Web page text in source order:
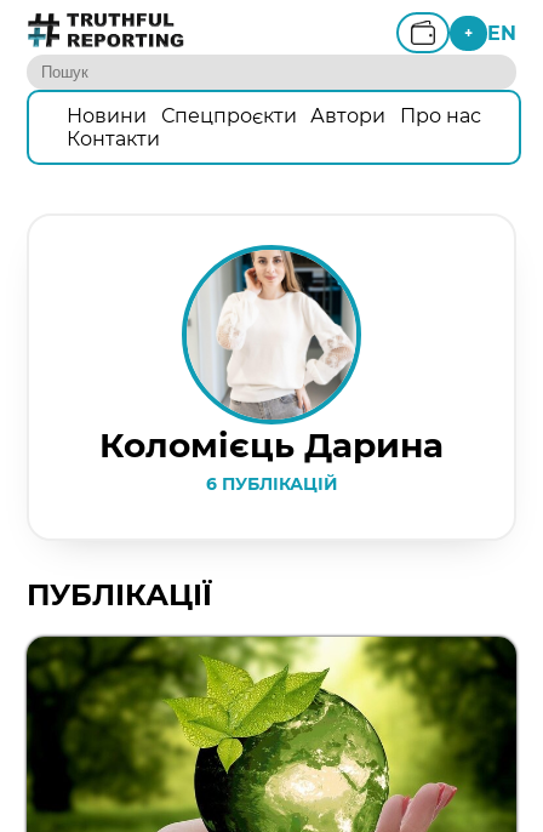
+ EN
Новини Спецпроєкти Автори
Про нас
Контакти
Коломієць Дарина
6 ПУБЛІКАЦІЙ
ПУБЛІКАЦІЇ